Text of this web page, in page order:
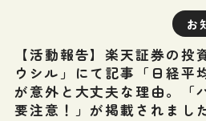
お
【活動報告】楽天証券の投
ウシル」にて記事「日経平
が意外と大丈夫な理由。「
要注意！」が掲載されまし